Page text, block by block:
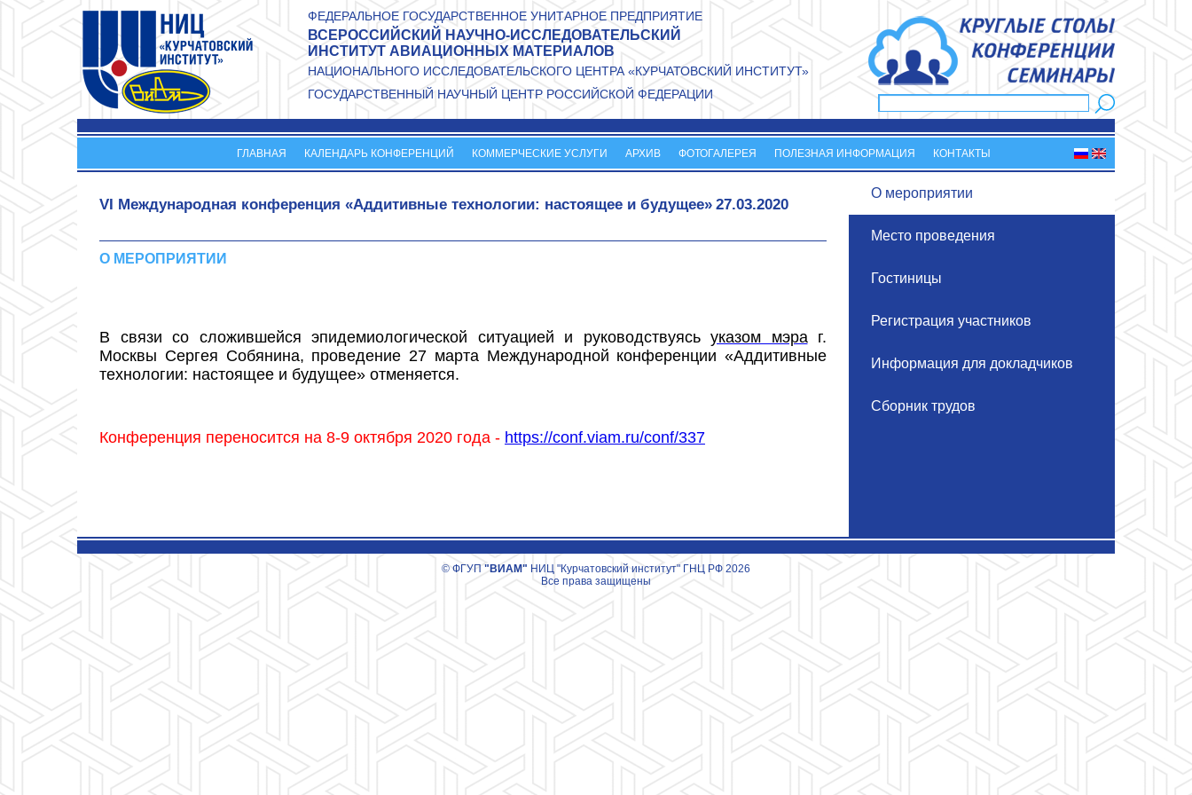
Перейти к основному содержанию
ФЕДЕРАЛЬНОЕ ГОСУДАРСТВЕННОЕ УНИТАРНОЕ ПРЕДПРИЯТИЕ
ВСЕРОССИЙСКИЙ НАУЧНО-ИССЛЕДОВАТЕЛЬСКИЙ
ИНСТИТУТ АВИАЦИОННЫХ МАТЕРИАЛОВ
НАЦИОНАЛЬНОГО ИССЛЕДОВАТЕЛЬСКОГО ЦЕНТРА «КУРЧАТОВСКИЙ ИНСТИТУТ»
ГОСУДАРСТВЕННЫЙ НАУЧНЫЙ ЦЕНТР РОССИЙСКОЙ ФЕДЕРАЦИИ
Форма поиска
ГЛАВНАЯ КАЛЕНДАРЬ КОНФЕРЕНЦИЙ КОММЕРЧЕСКИЕ УСЛУГИ АРХИВ ФОТОГАЛЕРЕЯ ПОЛЕЗНАЯ ИНФОРМАЦИЯ КОНТАКТЫ
О мероприятии
Место проведения
Гостиницы
Регистрация участников
Информация для докладчиков
Сборник трудов
VI Международная конференция «Аддитивные технологии: настоящее и будущее» 27.03.2020
О МЕРОПРИЯТИИ
В связи со сложившейся эпидемиологической ситуацией и руководствуясь указом мэраг.
Москвы Сергея Собянина, проведение 27 марта Международной конференции «Аддитивные
технологии: настоящее и будущее» отменяется.
Конференция переносится на 8-9 октября 2020 года - https://conf.viam.ru/conf/337
© ФГУП "ВИАМ" НИЦ "Курчатовский институт" ГНЦ РФ 2026
Все права защищены